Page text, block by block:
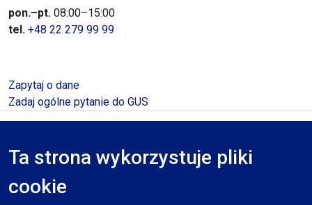
Ta strona wykorzystuje pliki
cookie
pon.–pt. 08:00–15:00
tel. +48 22 279 99 99
Zapytaj o dane
Zadaj ogólne pytanie do GUS
RODO